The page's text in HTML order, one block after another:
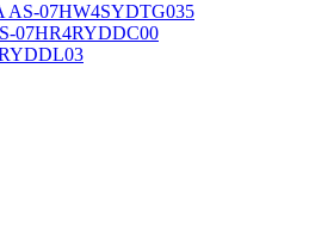
AS-07HW4SYDTG035
07HR4RYDDC00